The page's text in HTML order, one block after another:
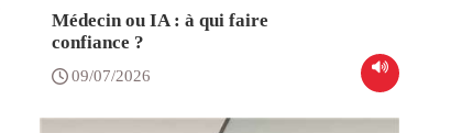
Médecin ou IA : à qui faire
confiance ?
09/07/2026